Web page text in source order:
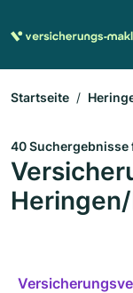
Startseite
40 Suchergebnisse